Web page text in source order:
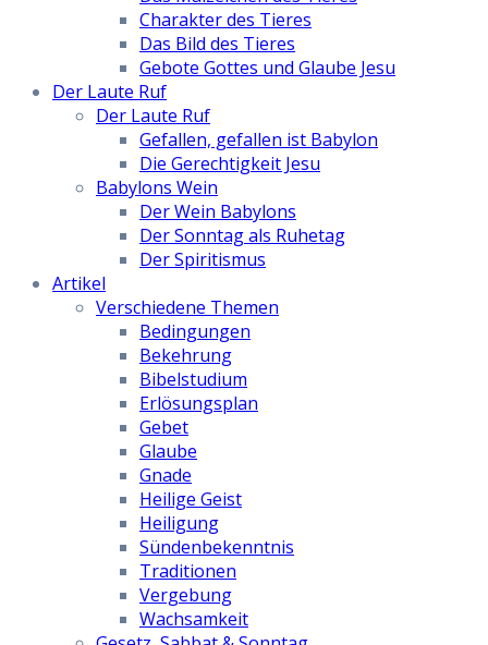
Charakter des Tieres
Das Bild des Tieres
Gebote Gottes und Glaube Jesu
Der Laute Ruf
Der Laute Ruf
Gefallen, gefallen ist Babylon
Die Gerechtigkeit Jesu
Babylons Wein
Der Wein Babylons
Der Sonntag als Ruhetag
Der Spiritismus
Artikel
Verschiedene Themen
Bedingungen
Bekehrung
Bibelstudium
Erlösungsplan
Gebet
Glaube
Gnade
Heilige Geist
Heiligung
Sündenbekenntnis
Traditionen
Vergebung
Wachsamkeit